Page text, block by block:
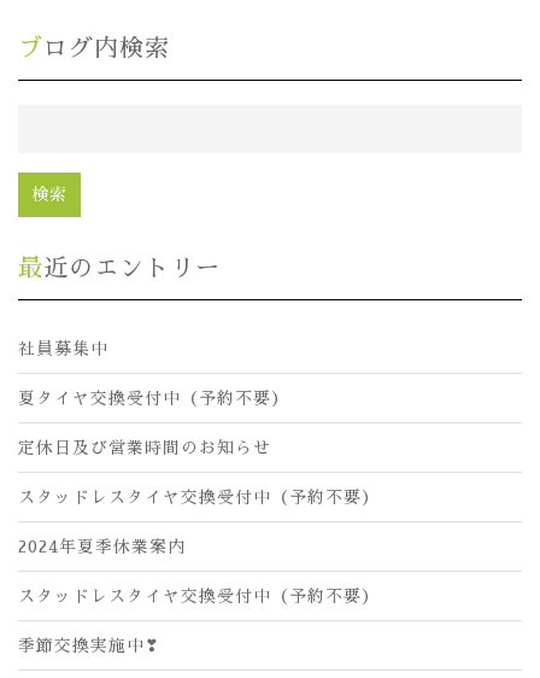
ブログ内検索
最近のエントリー
社員募集中
夏タイヤ交換受付中（予約不要）
定休日及び営業時間のお知らせ
スタッドレスタイヤ交換受付中（予約不要）
2024年夏季休業案内
スタッドレスタイヤ交換受付中（予約不要）
季節交換実施中❣